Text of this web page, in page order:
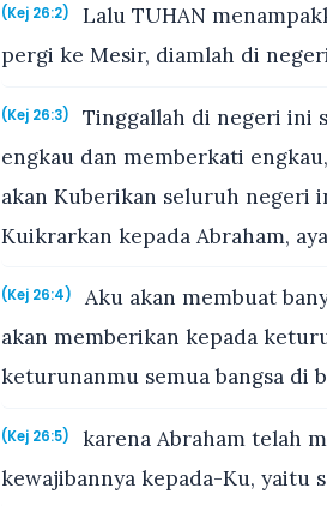
(Kej 26:2)
Lalu TUHAN
pergi ke Mesir, diamlah di
(Kej 26:3)
Tinggallah di negeri ini
engkau dan memberkati
akan Kuberikan seluruh negeri
Kuikrarkan kepada Abraham,
(Kej 26:4)
Aku akan membuat
akan memberikan kepada
keturunanmu semua bangsa di
(Kej 26:5)
karena Abraham telah
kewajibannya kepada-Ku, yaitu